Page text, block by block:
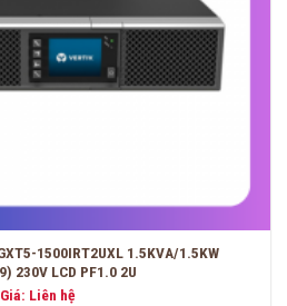
1500IRT2UXL 1.5KVA/1.5KW
230V LCD PF1.0 2U
Giá: Liên hệ